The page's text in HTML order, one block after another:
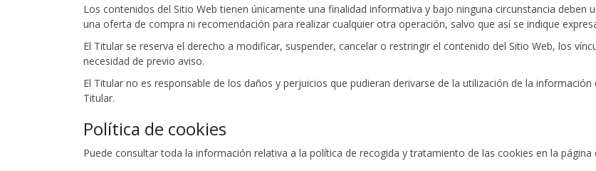
Los contenidos del Sitio Web tienen únicamente una finalidad informativa y bajo ninguna circunstancia
una oferta de compra ni recomendación para realizar cualquier otra operación, salvo que así se indique
El Titular se reserva el derecho a modificar, suspender, cancelar o restringir el contenido del Sitio Web, los
necesidad de previo aviso.
El Titular no es responsable de los daños y perjuicios que pudieran derivarse de la utilización de la
Titular.
Política de cookies
Puede consultar toda la información relativa a la política de recogida y tratamiento de las cookies en la página